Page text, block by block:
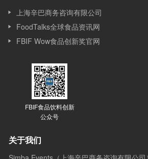
上海辛巴商务咨询有限公司
FoodTalks全球食品资讯网
FBIF Wow食品创新奖官网
FBIF食品饮料创新
公众号
关于我们